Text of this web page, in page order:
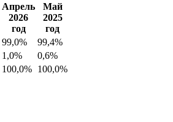
Апрель
2026
год
Май
2025
год
99,0%
99,4%
1,0%
0,6%
100,0% 100,0%